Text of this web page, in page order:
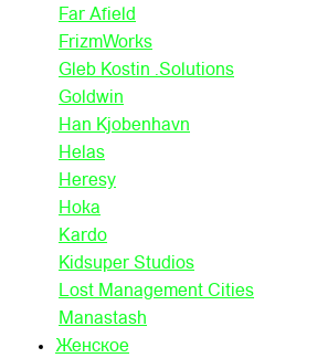
Far Afield
FrizmWorks
Gleb Kostin .Solutions
Goldwin
Han Kjobenhavn
Helas
Heresy
Hoka
Kardo
Kidsuper Studios
Lost Management Cities
Manastash
Женское